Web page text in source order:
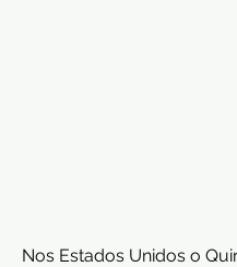
Nos Estados Unidos o